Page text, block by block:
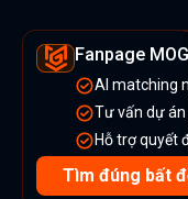
Fanpage
AI matching
Tư vấn dự
Hỗ trợ quyết
Tìm đúng bất